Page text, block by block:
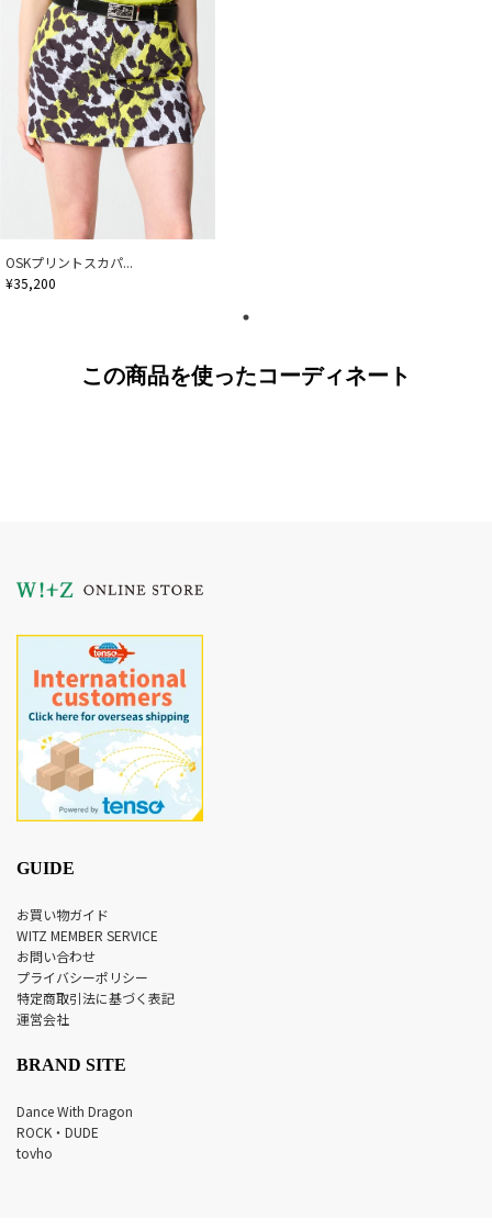
OSKプリントスカパ...
¥35,200
この商品を使ったコーディネート
GUIDE
お買い物ガイド
WITZ MEMBER SERVICE
お問い合わせ
プライバシーポリシー
特定商取引法に基づく表記
運営会社
BRAND SITE
Dance With Dragon
ROCK・DUDE
tovho